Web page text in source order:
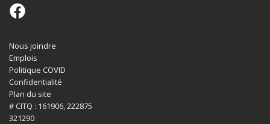
Nous joindre
Emplois
Politique COVID
Confidentialité
Plan du site
# CITQ : 161906, 222875
321290